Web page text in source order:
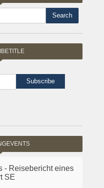
Search
- Reisebericht eines
SE